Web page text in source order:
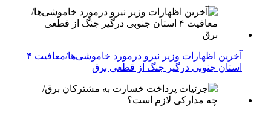
آخرین اظهارات وزیر نیرو درمورد خاموشی‌ها/معافیت ۴
استان جنوبی درگیر جنگ از قطعی برق